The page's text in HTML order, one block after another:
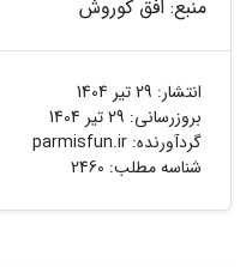
منبع: افق کوروش
انتشار: 29 تیر 1404
بروزرسانی: 29 تیر 1404
گردآورنده: parmisfun.ir
شناسه مطلب: 2460